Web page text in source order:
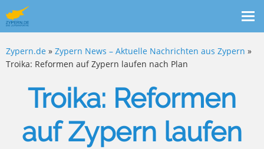
Zypern.de » Zypern News – Aktuelle Nachrichten aus Zypern »
Troika: Reformen auf Zypern laufen nach Plan
Troika: Reformen
auf Zypern laufen